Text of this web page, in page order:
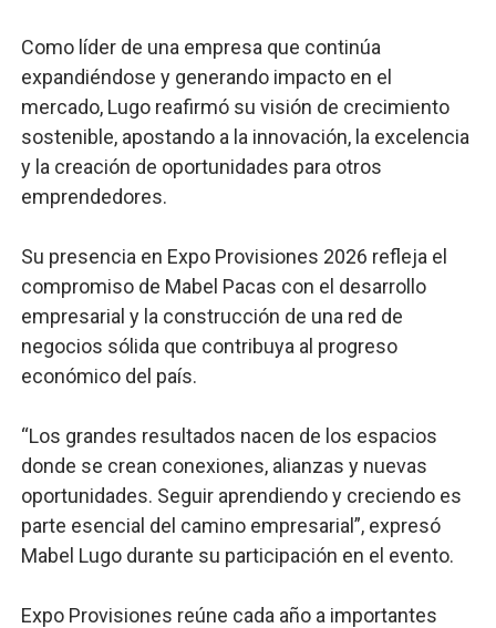
Como líder de una empresa que continúa
expandiéndose y generando impacto en el
mercado, Lugo reafirmó su visión de crecimiento
sostenible, apostando a la innovación, la excelencia
y la creación de oportunidades para otros
emprendedores.
Su presencia en Expo Provisiones 2026 refleja el
compromiso de Mabel Pacas con el desarrollo
empresarial y la construcción de una red de
negocios sólida que contribuya al progreso
económico del país.
“Los grandes resultados nacen de los espacios
donde se crean conexiones, alianzas y nuevas
oportunidades. Seguir aprendiendo y creciendo es
parte esencial del camino empresarial”, expresó
Mabel Lugo durante su participación en el evento.
Expo Provisiones reúne cada año a importantes